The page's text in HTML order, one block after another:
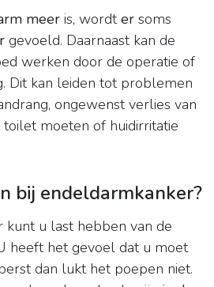
meer is, wordter soms
gevoeld. Daarnaast kan de
werken door de operatie of
Dit kan leiden tot problemen
ongewenst verlies van
toilet moeten of huidirritatie
bij endeldarmkanker?
kunt u last hebben van de
heeft het gevoel dat u moet
dan lukt het poepen niet.